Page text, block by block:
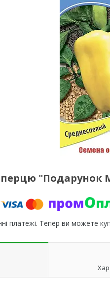
"Подарунок
платежі. Тепер ви можете